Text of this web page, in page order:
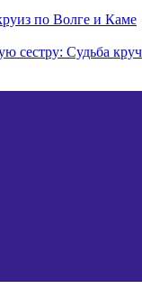
по Волге и Каме
сестру: Судьба